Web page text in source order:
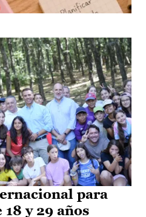
para
y 29 años